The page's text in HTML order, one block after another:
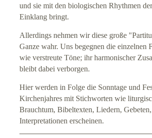
und sie mit den biologischen Rhythmen
Einklang bringt.
Allerdings nehmen wir diese große
Ganze wahr. Uns begegnen die einzelnen
wie verstreute Töne; ihr harmonischer
bleibt dabei verborgen.
Hier werden in Folge die Sonntage und
Kirchenjahres mit Stichworten wie
Brauchtum, Bibeltexten, Liedern,
Interpretationen erscheinen.